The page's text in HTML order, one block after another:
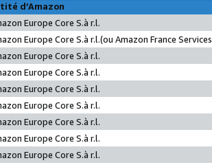
d’Amazon
Europe Core S.à r.l.
Europe Core S.à r.l.(ou Amazon France
Europe Core S.à r.l.
Europe Core S.à r.l.
Europe Core S.à r.l.
Europe Core S.à r.l.
Europe Core S.à r.l.
Europe Core S.à r.l.
Europe Core S.à r.l.